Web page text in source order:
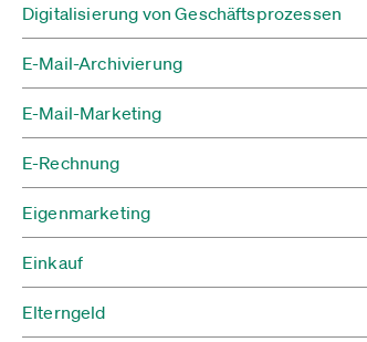
Digitalisierung von Geschäftsprozessen
E-Mail-Archivierung
E-Mail-Marketing
E-Rechnung
Eigenmarketing
Einkauf
Elterngeld